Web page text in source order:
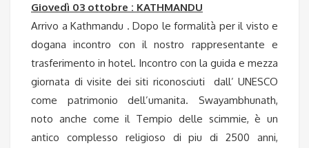
Giovedì 03 ottobre : KATHMANDU
Arrivo a Kathmandu . Dopo le formalità per il visto e
dogana incontro con il nostro rappresentante e
trasferimento in hotel. Incontro con la guida e mezza
giornata di visite dei siti riconosciuti dall’ UNESCO
come patrimonio dell’umanita. Swayambhunath,
noto anche come il Tempio delle scimmie, è un
antico complesso religioso di piu di 2500 anni,